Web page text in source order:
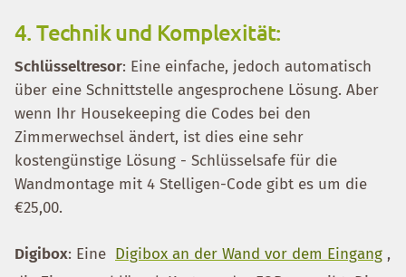
4. Technik und Komplexität:
Schlüsseltresor: Eine einfache, jedoch automatisch
über eine Schnittstelle angesprochene Lösung. Aber
wenn Ihr Housekeeping die Codes bei den
Zimmerwechsel ändert, ist dies eine sehr
kostengünstige Lösung - Schlüsselsafe für die
Wandmontage mit 4 Stelligen-Code gibt es um die
€25,00.
Digibox: Eine Digibox an der Wand vor dem Eingang ,